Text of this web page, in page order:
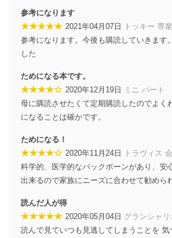
参考になります
★★★★★ 2021年04月07日
トッキー 専
参考になります。今後も購読していきます
した
ためになる本です。
★★★★☆ 2020年12月19日 ミニ パート
母に購読させたくて定期購読したのでよく
になることは確かです。
ためになる！
★★★★☆ 2020年11月24日
トラヴィス
科学的、医学的なバックボーンがあり、安
出来るので家族にニーズに合わせて勧めら
読んだ人が得
★★★★★ 2020年05月04日 グランシャ
読んで見ていつも見逃してしまうことを 気